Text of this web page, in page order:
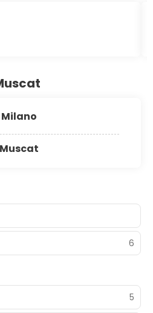
Milano
Muscat
6
5